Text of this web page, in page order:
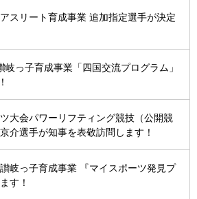
スリート育成事業 追加指定選手が決定
っ子育成事業「四国交流プログラム」
大会パワーリフティング競技（公開競
介選手が知事を表敬訪問します！
岐っ子育成事業 『マイスポーツ発見プ
す！